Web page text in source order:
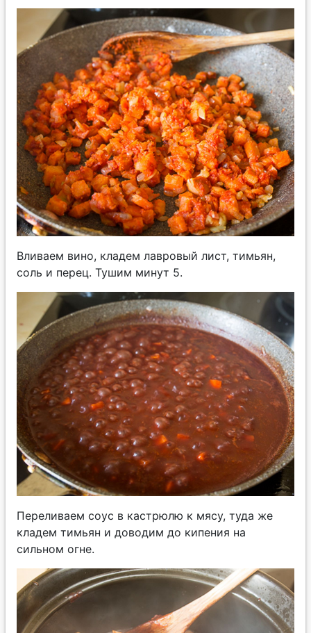
Вливаем вино, кладем лавровый лист, тимьян,
соль и перец. Тушим минут 5.
Переливаем соус в кастрюлю к мясу, туда же
кладем тимьян и доводим до кипения на
сильном огне.